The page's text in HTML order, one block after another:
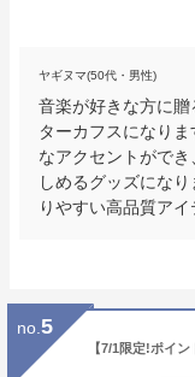
ヤギヌマ(50代・男性)
音楽が好きな方に
ターカフスになり
なアクセントがで
しめるグッズにな
りやすい高品質アイ
no. 5